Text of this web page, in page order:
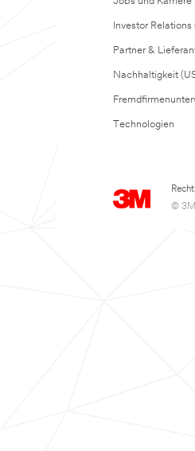
Investor
Partner &
Nachhaltigkeit
Technologien
© 3M